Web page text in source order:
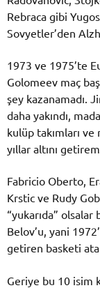
Rebraca gibi
Sovyetler’den
1973 ve 1975’te
Golomeev maç
şey kazanamadı.
daha yakındı,
kulüp takımları
yıllar altını
Fabricio Oberto,
Krstic ve Rudy
“yukarıda”
Belov’u, yani
getiren basketi
Geriye bu 10 isim